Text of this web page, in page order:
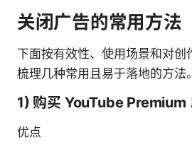
关闭广告的常用方法
下面按有效性、使用场景和对创
梳理几种常用且易于落地的方法。
1) 购买 YouTube Premium
优点